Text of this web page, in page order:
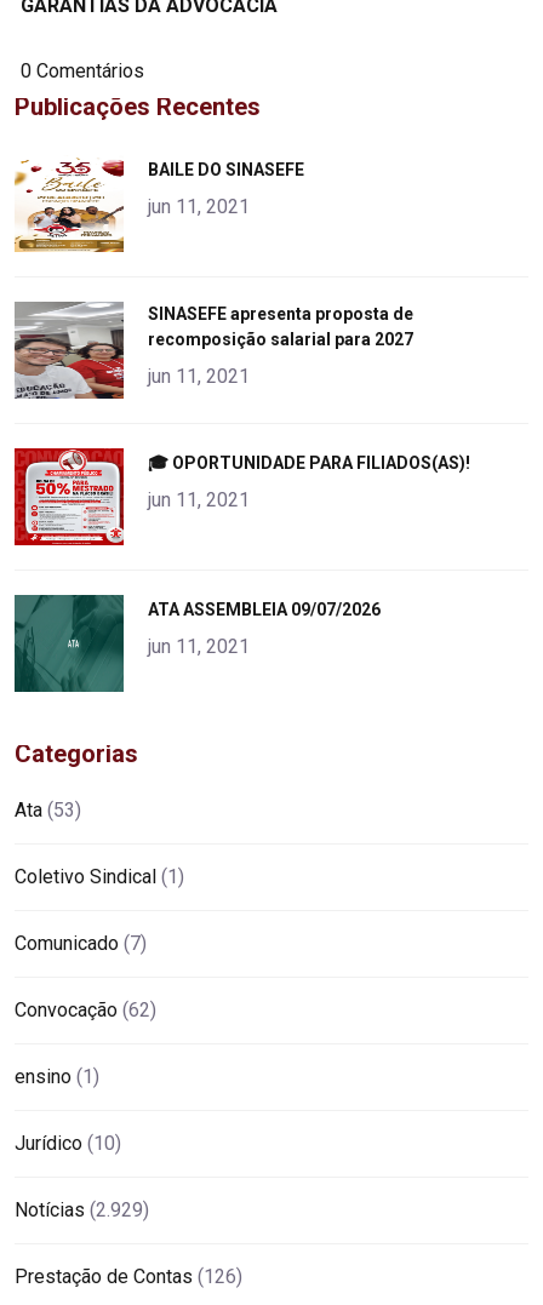
GARANTIAS DA ADVOCACIA
0 Comentários
Publicações Recentes
alt="product">
BAILE DO SINASEFE
jun 11, 2021
alt="product">
SINASEFE apresenta proposta de
recomposição salarial para 2027
jun 11, 2021
alt="product">
🎓 OPORTUNIDADE PARA FILIADOS(AS)!
jun 11, 2021
alt="product">
ATA ASSEMBLEIA 09/07/2026
jun 11, 2021
Categorias
Ata (53)
Coletivo Sindical (1)
Comunicado (7)
Convocação (62)
ensino (1)
Jurídico (10)
Notícias (2.929)
Prestação de Contas (126)